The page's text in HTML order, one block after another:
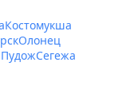
Костомукша
Олонец
ПудожСегежа